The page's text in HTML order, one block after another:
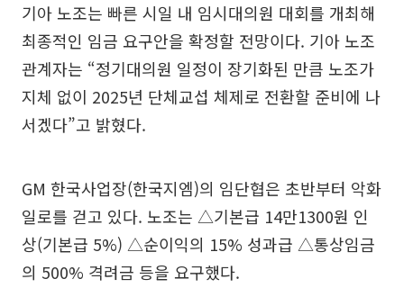
기아 노조는 빠른 시일 내 임시대의원 대회를 개최해
최종적인 임금 요구안을 확정할 전망이다. 기아 노조
관계자는 “정기대의원 일정이 장기화된 만큼 노조가
지체 없이 2025년 단체교섭 체제로 전환할 준비에 나
서겠다”고 밝혔다.
GM 한국사업장(한국지엠)의 임단협은 초반부터 악화
일로를 걷고 있다. 노조는 △기본급 14만1300원 인
상(기본급 5%) △순이익의 15% 성과급 △통상임금
의 500% 격려금 등을 요구했다.